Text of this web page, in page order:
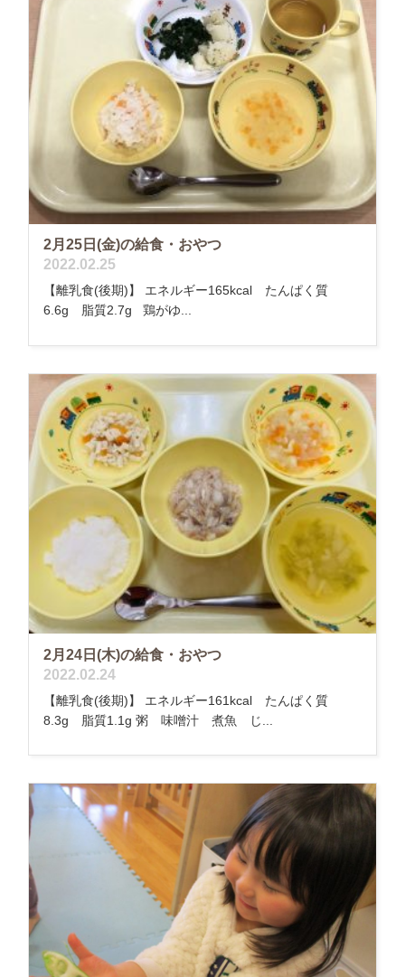
2月25日(金)の給食・おやつ
2022.02.25
【離乳食(後期)】 エネルギー165kcal たんぱく質
6.6g 脂質2.7g 鶏がゆ...
2月24日(木)の給食・おやつ
2022.02.24
【離乳食(後期)】 エネルギー161kcal たんぱく質
8.3g 脂質1.1g 粥 味噌汁 煮魚 じ...